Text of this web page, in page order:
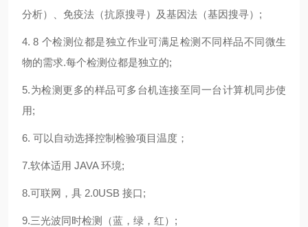
分析）、免疫法（抗原搜寻）及基因法（基因搜寻）;
4. 8 个检测位都是独立作业可满足检测不同样品不同微生
物的需求.每个检测位都是独立的;
5.为检测更多的样品可多台机连接至同一台计算机同步使
用;
6. 可以自动选择控制检验项目温度；
7.软体适用 JAVA 环境;
8.可联网，具 2.0USB 接口;
9.三光波同时检测（蓝，绿，红）;